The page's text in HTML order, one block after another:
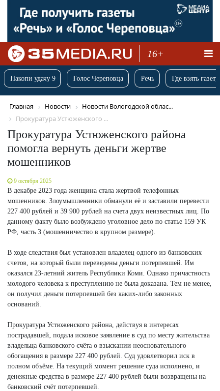
16+
Накопи удачу 9 Голос Череповца Речь Где взять
Главная Новости
Новости Вологодской облас...
Прокуратура Устюженского ...
Прокуратура Устюженского района
помогла вернуть деньги жертве
мошенников
9 октября 2025
В декабре 2023 года женщина стала жертвой телефонных
мошенников. Злоумышленники обманули её и заставили перевести
227 400 рублей и 39 900 рублей на счета двух неизвестных лиц. По
данному факту было возбуждено уголовное дело по статье 159 УК
РФ, часть 3 (мошенничество в крупном размере).
В ходе следствия был установлен владелец одного из банковских
счетов, на который были переведены деньги потерпевшей. Им
оказался 23-летний житель Республики Коми. Однако причастность
молодого человека к преступлению не была доказана. Тем не менее,
он получил деньги потерпевшей без каких-либо законных
оснований.
Прокуратура Устюженского района, действуя в интересах
пострадавшей, подала исковое заявление в суд по месту жительства
владельца банковского счёта о взыскании неосновательного
обогащения в размере 227 400 рублей. Суд удовлетворил иск в
полном объёме. На текущий момент решение суда исполнено, и
денежные средства в размере 227 400 рублей были возвращены на
банковский счёт потерпевшей.